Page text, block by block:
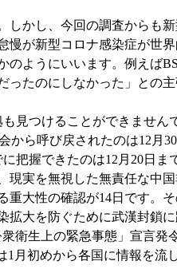
かし、今回の調査からも
が新型コロナ感染症が世
ようにいいます。例えば
たのにしなかった」との
見つけることができません
ら呼び戻されたのは12月
把握できたのは12月20日ま
実を無視した無責任な中国
大性の確認が14日です。
大を防ぐために武漢封鎖
衛生上の緊急事態」宣言発
月初めから各国に情報を流